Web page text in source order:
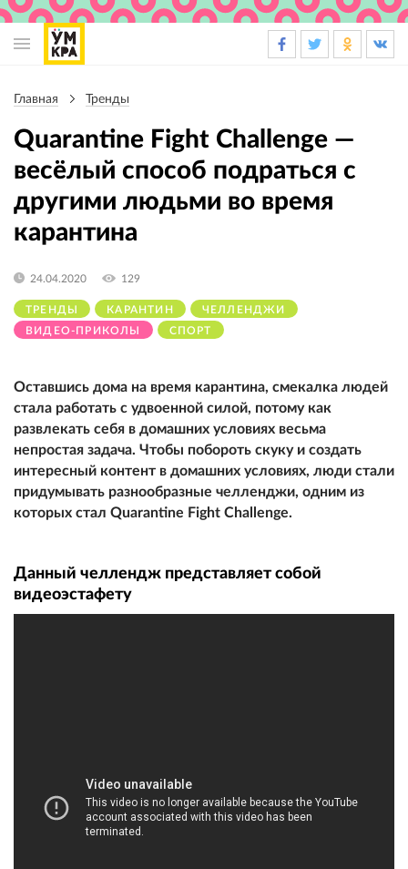
навигации
Главная Тренды
Quarantine Fight Challenge —
весёлый способ подраться с
другими людьми во время
карантина
ТРЕНДЫ КАРАНТИН
ЧЕЛЛЕНДЖИ
ВИДЕО-ПРИКОЛЫ
СПОРТ
24.04.2020 129
Оставшись дома на время карантина, смекалка людей
стала работать с удвоенной силой, потому как
развлекать себя в домашних условиях весьма
непростая задача. Чтобы побороть скуку и создать
интересный контент в домашних условиях, люди стали
придумывать разнообразные челленджи, одним из
которых стал Quarantine Fight Challenge.
Данный челлендж представляет собой
видеоэстафету